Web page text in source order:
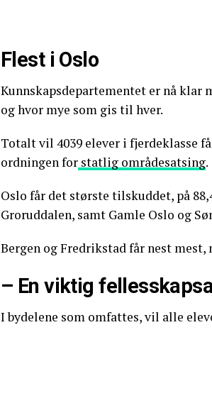
Flest i Oslo
Kunnskapsdepartementet er nå klar
og hvor mye som gis til hver.
Totalt vil 4039 elever i fjerdeklasse
ordningen for statlig områdesatsing.
Oslo får det største tilskuddet, på
Groruddalen, samt Gamle Oslo og
Bergen og Fredrikstad får nest
– En viktig
I bydelene som omfattes, vil alle